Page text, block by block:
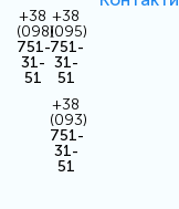
+38
(098)
751-
31-
51
+38
(095)
751-
31-
51
+38
(093)
751-
31-
51